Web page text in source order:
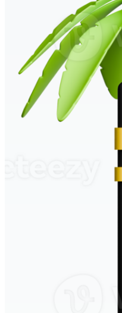
Images Éditoriales
Événements